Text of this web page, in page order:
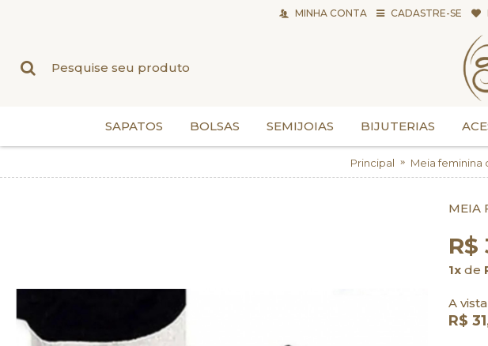
MINHA CONTA CADASTRE-SE
SAPATOS BOLSAS SEMIJOIAS BIJUTERIAS
Principal Meia feminina
MEIA
R$
1xde
A
R$